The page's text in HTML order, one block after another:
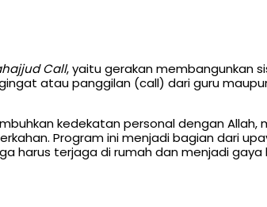
Call, yaitu gerakan membangunkan
atau panggilan (call) dari guru
kedekatan personal dengan
Program ini menjadi bagian dari
harus terjaga di rumah dan menjadi gaya